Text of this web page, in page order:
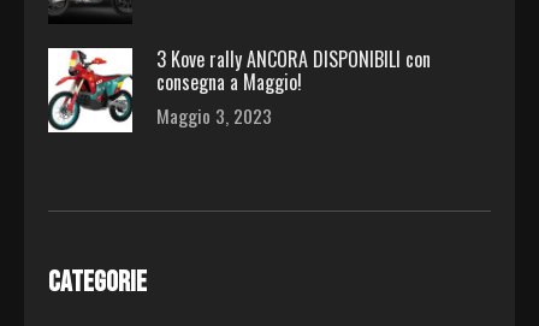
3 Kove rally ANCORA DISPONIBILI con
consegna a Maggio!
Maggio 3, 2023
CATEGORIE